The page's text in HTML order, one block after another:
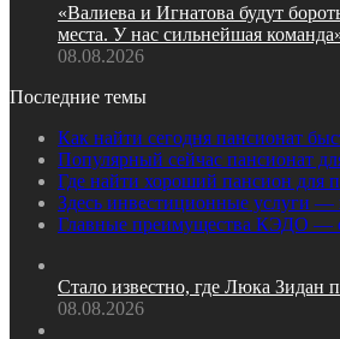
«Валиева и Игнатова будут
места. У нас сильнейшая
08.08.2026
Последние темы
Как найти сегодня пансионат
Популярный сейчас пансионат
Где найти хороший пансион для
Здесь инвестиционные услуги
Главные преимущества КЭДО —
Стало известно, где Люка Зидан
08.08.2026